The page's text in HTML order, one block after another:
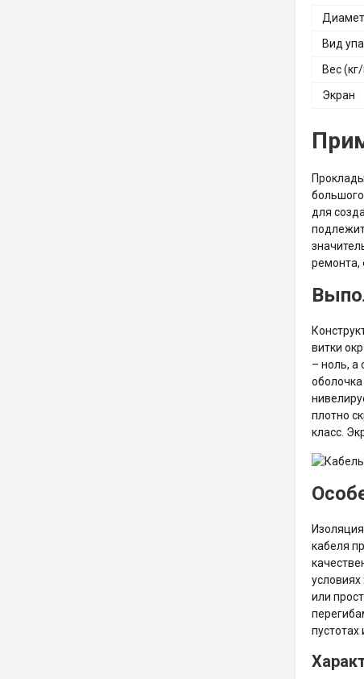
Вид
Вес
Экран
для
ремонта,
витки
– ноль, а
плотно
класс.
кабеля
или
пустотах